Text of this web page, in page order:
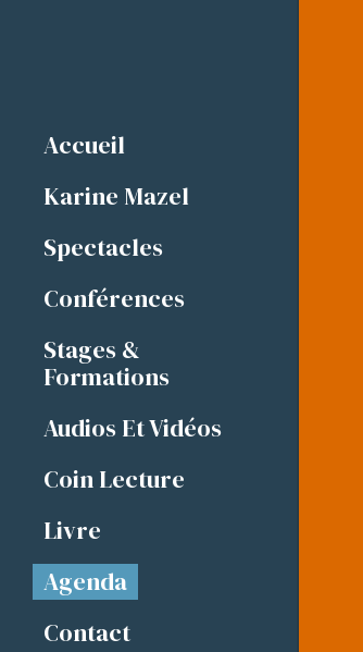
Accueil
Karine Mazel
Spectacles
Conférences
Stages &
Formations
Audios Et Vidéos
Coin Lecture
Livre
Agenda
Contact